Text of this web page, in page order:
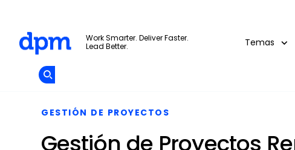
Skip to main content
Work Smarter. Deliver Faster.
Lead Better.
Temas
Add as
GESTIÓN DE PROYECTOS
Gestión de Proyectos